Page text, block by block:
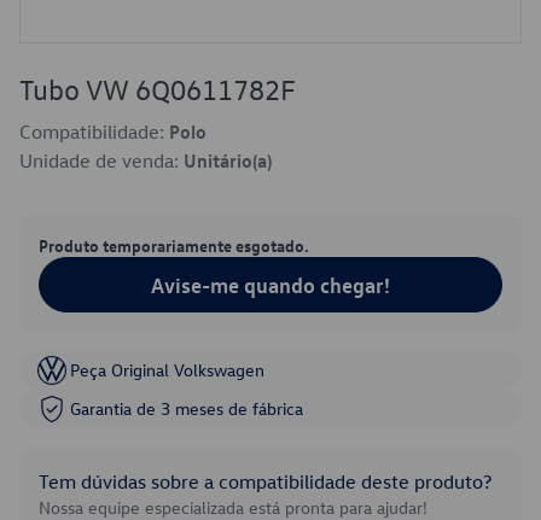
Tubo VW 6Q0611782F
Compatibilidade: Polo
Unidade de venda: Unitário(a)
Produto temporariamente esgotado.
Avise-me quando chegar!
Peça Original Volkswagen
Garantia de 3 meses de fábrica
Tem dúvidas sobre a compatibilidade deste produto?
Nossa equipe especializada está pronta para ajudar!